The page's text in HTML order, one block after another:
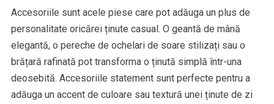
Accesoriile sunt acele piese care pot adăuga un plus de
personalitate oricărei ținute casual. O geantă de mână
elegantă, o pereche de ochelari de soare stilizați sau o
brățară rafinată pot transforma o ținută simplă într-una
deosebită. Accesoriile statement sunt perfecte pentru a
adăuga un accent de culoare sau textură unei ținute de zi